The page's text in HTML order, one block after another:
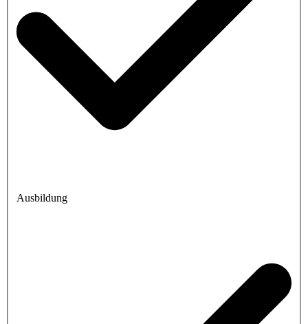
Ausbildung